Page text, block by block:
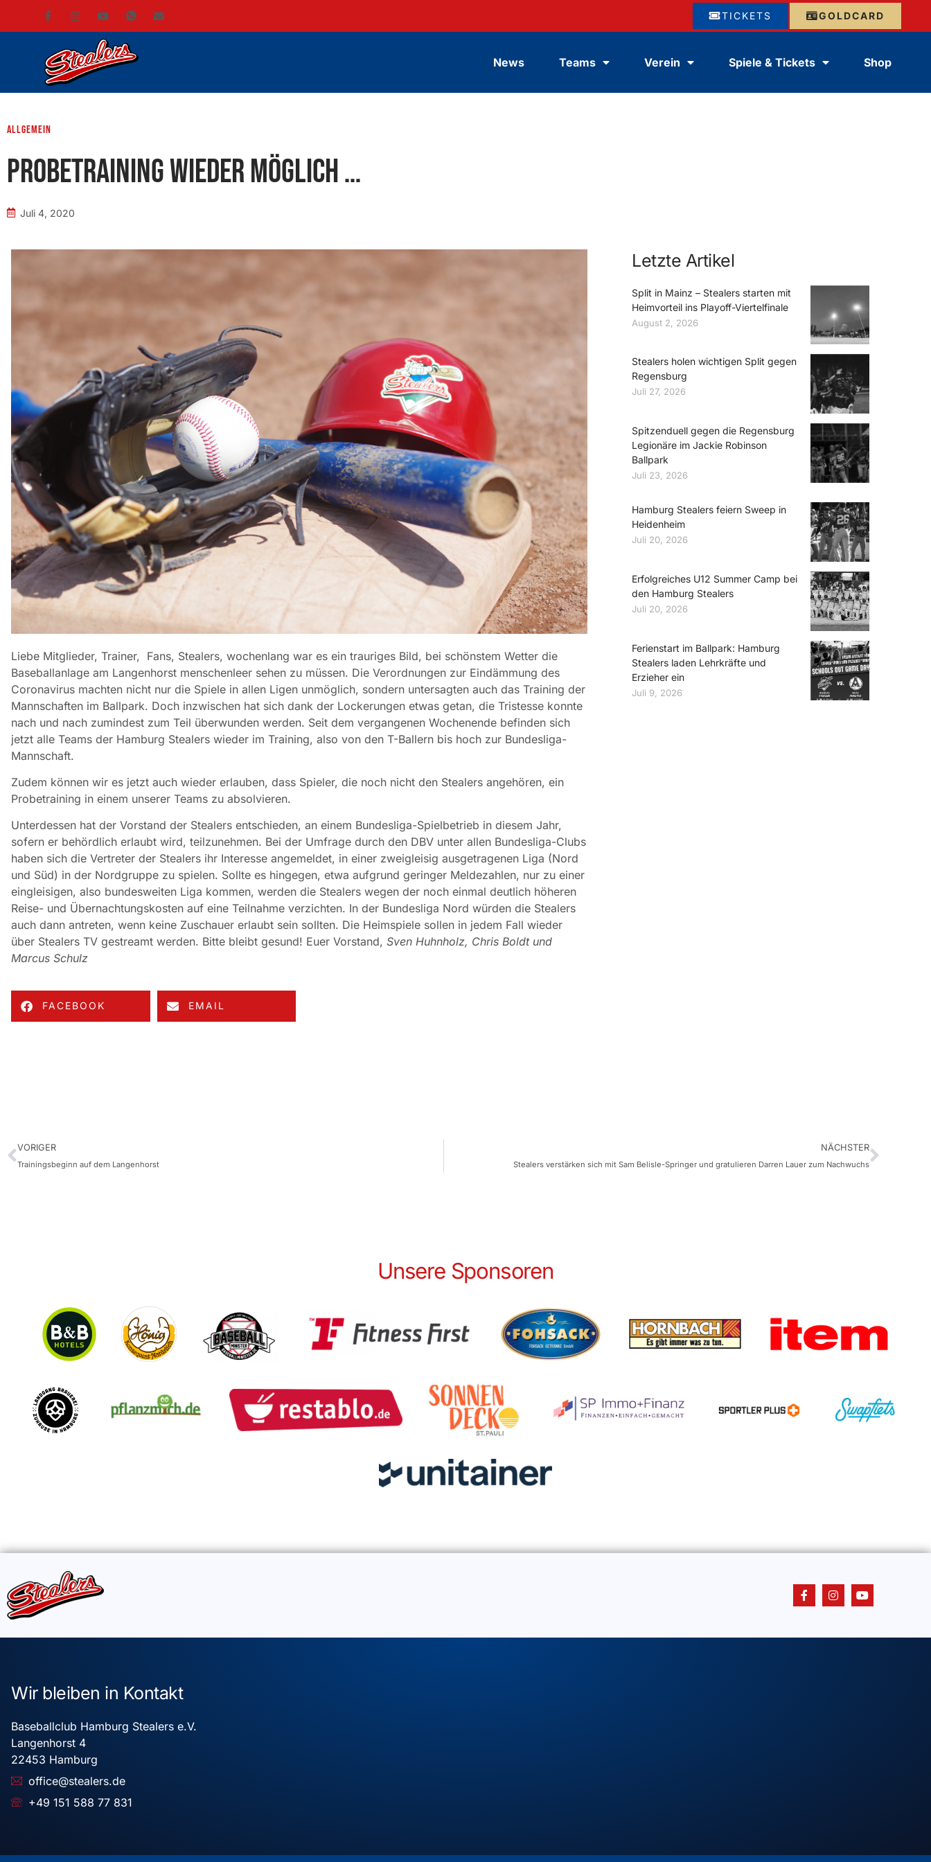
GOLDCARD
TICKETS
News Teams Verein Spiele & Tickets Shop
Allgemein
Probetraining wieder möglich …
Juli 4, 2020
Liebe Mitglieder, Trainer, Fans, Stealers, wochenlang war es ein trauriges Bild, bei schönstem Wetter die
Baseballanlage am Langenhorst menschenleer sehen zu müssen. Die Verordnungen zur Eindämmung des
Coronavirus machten nicht nur die Spiele in allen Ligen unmöglich, sondern untersagten auch das Training der
Mannschaften im Ballpark. Doch inzwischen hat sich dank der Lockerungen etwas getan, die Tristesse konnte
nach und nach zumindest zum Teil überwunden werden. Seit dem vergangenen Wochenende befinden sich
jetzt alle Teams der Hamburg Stealers wieder im Training, also von den T-Ballern bis hoch zur Bundesliga-
Mannschaft.
Zudem können wir es jetzt auch wieder erlauben, dass Spieler, die noch nicht den Stealers angehören, ein
Probetraining in einem unserer Teams zu absolvieren.
Unterdessen hat der Vorstand der Stealers entschieden, an einem Bundesliga-Spielbetrieb in diesem Jahr,
sofern er behördlich erlaubt wird, teilzunehmen. Bei der Umfrage durch den DBV unter allen Bundesliga-Clubs
haben sich die Vertreter der Stealers ihr Interesse angemeldet, in einer zweigleisig ausgetragenen Liga (Nord
und Süd) in der Nordgruppe zu spielen. Sollte es hingegen, etwa aufgrund geringer Meldezahlen, nur zu einer
eingleisigen, also bundesweiten Liga kommen, werden die Stealers wegen der noch einmal deutlich höheren
Reise- und Übernachtungskosten auf eine Teilnahme verzichten. In der Bundesliga Nord würden die Stealers
auch dann antreten, wenn keine Zuschauer erlaubt sein sollten. Die Heimspiele sollen in jedem Fall wieder
über Stealers TV gestreamt werden. Bitte bleibt gesund! Euer Vorstand, Sven Huhnholz, Chris Boldt und
Marcus Schulz
FACEBOOK EMAIL
Letzte Artikel
Split in Mainz – Stealers starten mit
Heimvorteil ins Playoff-Viertelfinale
August 2, 2026
Stealers holen wichtigen Split gegen
Regensburg
Juli 27, 2026
Spitzenduell gegen die Regensburg
Legionäre im Jackie Robinson
Ballpark
Juli 23, 2026
Hamburg Stealers feiern Sweep in
Heidenheim
Juli 20, 2026
Erfolgreiches U12 Summer Camp bei
den Hamburg Stealers
Juli 20, 2026
Ferienstart im Ballpark: Hamburg
Stealers laden Lehrkräfte und
Erzieher ein
Juli 9, 2026
VORIGER
Trainingsbeginn auf dem Langenhorst
NÄCHSTER
Stealers verstärken sich mit Sam Belisle-Springer und gratulieren Darren Lauer zum Nachwuchs
Unsere Sponsoren
Wir bleiben in Kontakt
Baseballclub Hamburg Stealers e.V.
Langenhorst 4
22453 Hamburg
office@stealers.de
+49 151 588 77 831